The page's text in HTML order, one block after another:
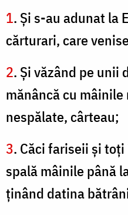
1. Şi s-au adunat la
cărturari, care
2. Şi văzând pe unii
mănâncă cu
nespălate, cârteau;
3. Căci fariseii şi
spală mâinile până
ţinând datina